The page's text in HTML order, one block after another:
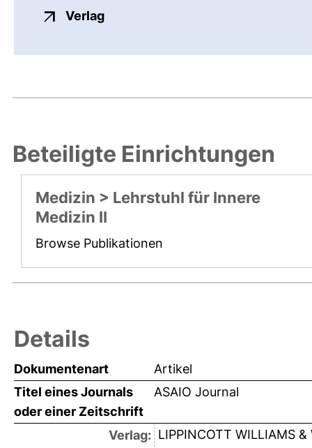
Verlagexterner Link, öffnet neues
Beteiligte Einrichtungen
Medizin > Lehrstuhl für Innere
Medizin II
Browse Publikationen
Details
Dokumentenart
Artikel
Titel eines Journals
oder einer Zeitschrift
ASAIO Journal
Verlag: LIPPINCOTT WILLIAMS &